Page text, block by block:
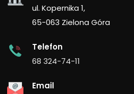
ul. Kopernika 1,
65-063 Zielona Góra
Telefon
68 324-74-11
Email